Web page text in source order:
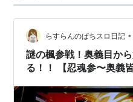
出中はリー…
らすらんのぱちスロ日記 •
謎の楓参戦！奥義目か
る！！ 【忍魂参〜奥義